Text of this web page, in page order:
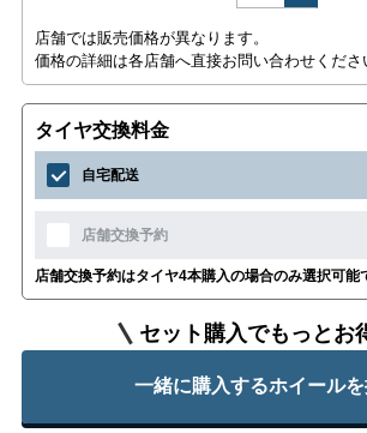
店舗では販売価格が異なります。
価格の詳細は各店舗へ直接お問い合わせくださ
タイヤ交換料金
自宅配送
店舗交換予約
店舗交換予約はタイヤ4本購入の場合のみ選択可能
セット購入でもっとお
一緒に購入するホイール